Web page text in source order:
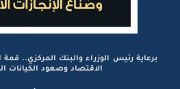
برعاية رئيس الوزراء والبنك المركزي..
الاقتصاد وصعود الكيانات